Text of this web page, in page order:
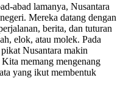
abad lamanya, Nusantara
Mereka datang dengan
berita, dan tuturan
elok, atau molek. Pada
Nusantara makin
memang mengenang
yang ikut membentuk